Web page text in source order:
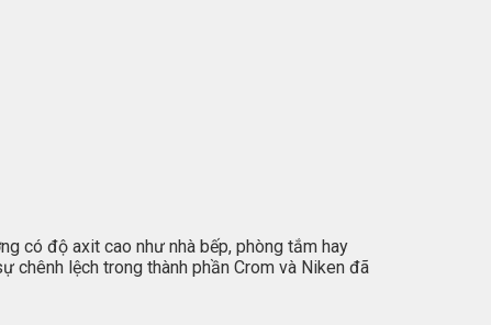
có độ axit cao như nhà bếp, phòng tắm hay
chênh lệch trong thành phần Crom và Niken đã